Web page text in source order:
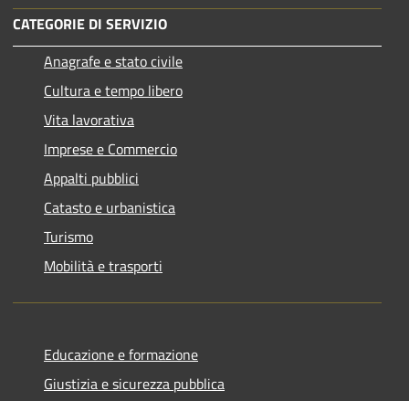
CATEGORIE DI SERVIZIO
Anagrafe e stato civile
Cultura e tempo libero
Vita lavorativa
Imprese e Commercio
Appalti pubblici
Catasto e urbanistica
Turismo
Mobilità e trasporti
Educazione e formazione
Giustizia e sicurezza pubblica